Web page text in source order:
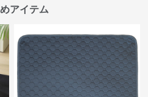
アイテム